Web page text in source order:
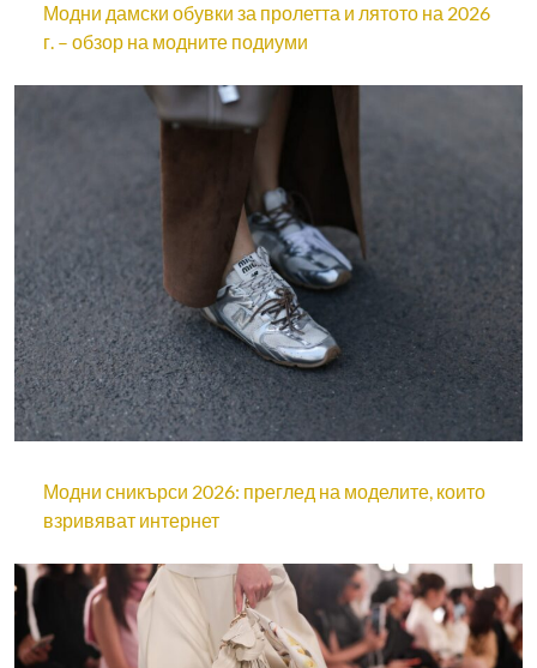
Модни дамски обувки за пролетта и лятото на 2026
г. – обзор на модните подиуми
Модни сникърси 2026: преглед на моделите, които
взривяват интернет